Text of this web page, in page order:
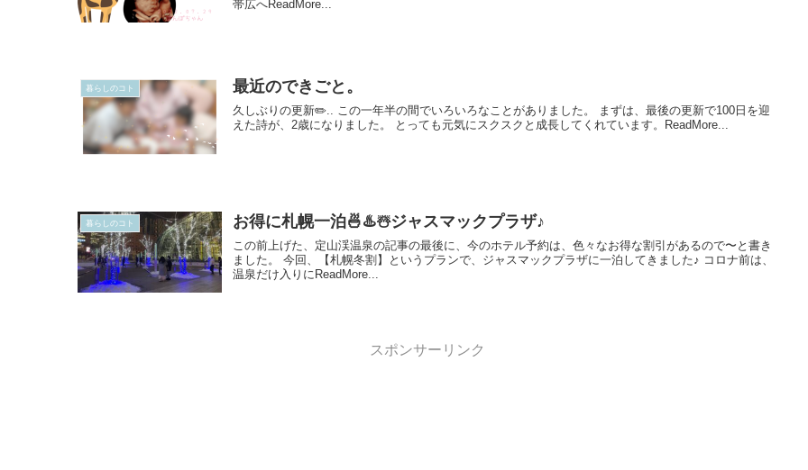
帯広へReadMore...
暮らしのコト 最近のできごと。
久しぶりの更新✏️.. この一年半の間でいろいろなことがありました。 まずは、最後の更新で100日を迎
えた詩が、2歳になりました。 とっても元気にスクスクと成長してくれています。ReadMore...
暮らしのコト お得に札幌一泊🍜♨️☃️ジャスマックプラザ♪
この前上げた、定山渓温泉の記事の最後に、今のホテル予約は、色々なお得な割引があるので〜と書き
ました。 今回、【札幌冬割】というプランで、ジャスマックプラザに一泊してきました♪ コロナ前は、
温泉だけ入りにReadMore...
スポンサーリンク